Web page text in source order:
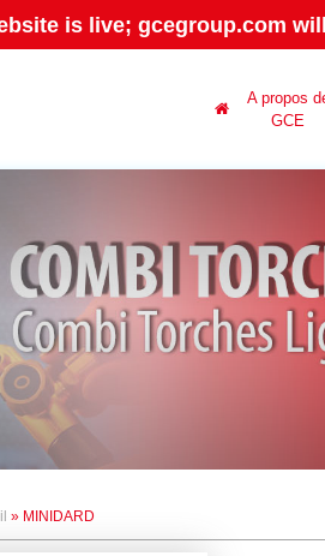
is live; gcegroup.com
A propos
GCE
» MINIDARD